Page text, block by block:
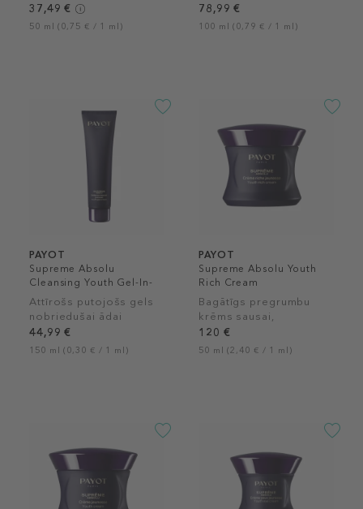
37,49 €
50 ml (0,75 € / 1 ml)
nobriedušai ādai
78,99 €
100 ml (0,79 € / 1 ml)
PAYOT
Supreme Absolu
Cleansing Youth Gel-In-
Foam
Attīrošs putojošs gels
nobriedušai ādai
44,99 €
150 ml (0,30 € / 1 ml)
PAYOT
Supreme Absolu Youth
Rich Cream
Bagātīgs pregrumbu
krēms sausai,
nobriedušai ādai
120 €
50 ml (2,40 € / 1 ml)